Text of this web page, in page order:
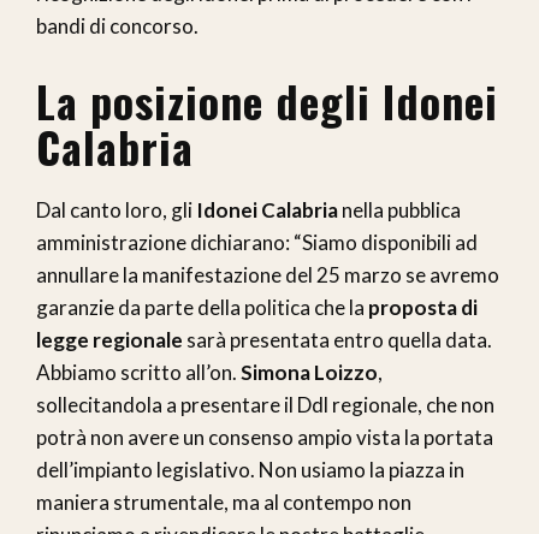
bandi di concorso.
La posizione degli Idonei
Calabria
Dal canto loro, gli Idonei Calabrianella pubblica
amministrazione dichiarano: “Siamo disponibili ad
annullare la manifestazione del 25 marzo se avremo
garanzie da parte della politica che la proposta di
legge regionale sarà presentata entro quella data.
Abbiamo scritto all’on.Simona Loizzo,
sollecitandola a presentare il Ddl regionale, che non
potrà non avere un consenso ampio vista la portata
dell’impianto legislativo. Non usiamo la piazza in
maniera strumentale, ma al contempo non